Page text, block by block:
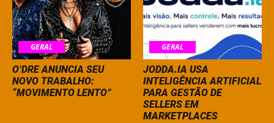
GERAL
O’DRE ANUNCIA SEU
NOVO TRABALHO:
“MOVIMENTO LENTO”
GERAL
JODDA.IA USA
INTELIGÊNCIA ARTIFICIAL
PARA GESTÃO DE
SELLERS EM
MARKETPLACES